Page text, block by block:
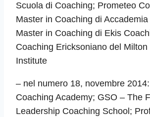
Scuola di Coaching; Prometeo
Master in Coaching di
Master in Coaching di Ekis
Coaching Ericksoniano del Milton
Institute
– nel numero 18, novembre
Coaching Academy; GSO – The
Leadership Coaching School;